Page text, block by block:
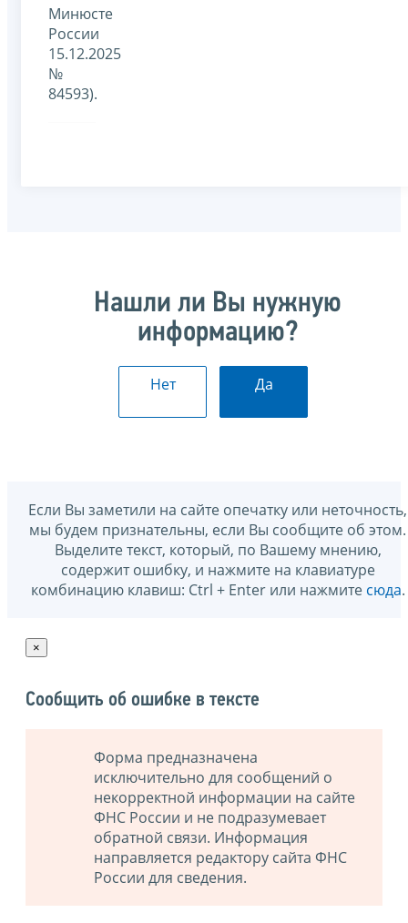
Минюсте
России
15.12.2025
№
84593).
Нашли ли Вы нужную
информацию?
Нет Да
Если Вы заметили на сайте опечатку или неточность,
мы будем признательны, если Вы сообщите об этом.
Выделите текст, который, по Вашему мнению,
содержит ошибку, и нажмите на клавиатуре
комбинацию клавиш: Ctrl + Enter или нажмите сюда.
×
Сообщить об ошибке в тексте
Форма предназначена
исключительно для сообщений о
некорректной информации на сайте
ФНС России и не подразумевает
обратной связи. Информация
направляется редактору сайта ФНС
России для сведения.